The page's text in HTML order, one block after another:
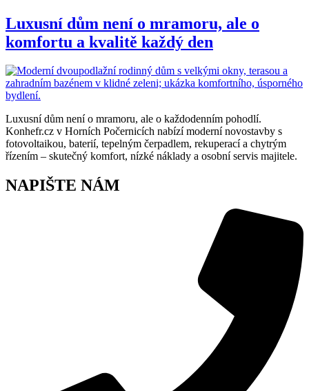
Luxusní dům není o mramoru, ale o
komfortu a kvalitě každý den
Luxusní dům není o mramoru, ale o každodenním pohodlí.
Konhefr.cz v Horních Počernicích nabízí moderní novostavby s
fotovoltaikou, baterií, tepelným čerpadlem, rekuperací a chytrým
řízením – skutečný komfort, nízké náklady a osobní servis majitele.
NAPIŠTE NÁM